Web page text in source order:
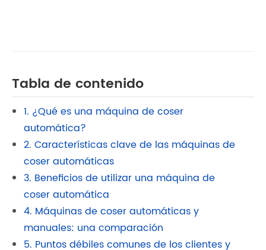
Tabla de contenido
1. ¿Qué es una máquina de coser
automática?
2. Características clave de las máquinas de
coser automáticas
3. Beneficios de utilizar una máquina de
coser automática
4. Máquinas de coser automáticas y
manuales: una comparación
5. Puntos débiles comunes de los clientes y